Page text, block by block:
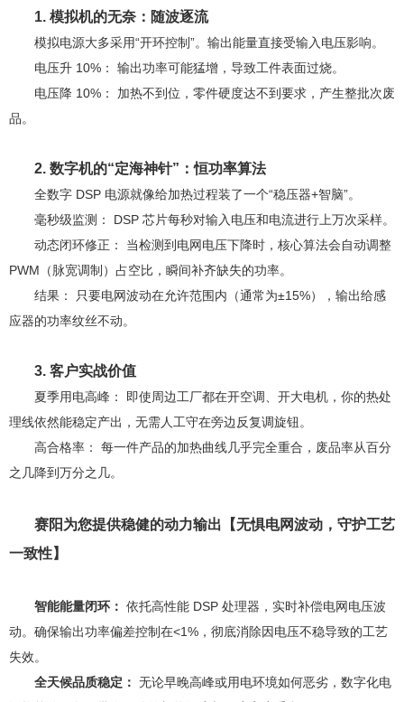
1. 模拟机的无奈：随波逐流
模拟电源大多采用“开环控制”。输出能量直接受输入电压影响。
电压升 10%： 输出功率可能猛增，导致工件表面过烧。
电压降 10%： 加热不到位，零件硬度达不到要求，产生整批次废
品。
2. 数字机的“定海神针”：恒功率算法
全数字 DSP 电源就像给加热过程装了一个“稳压器+智脑”。
毫秒级监测： DSP 芯片每秒对输入电压和电流进行上万次采样。
动态闭环修正： 当检测到电网电压下降时，核心算法会自动调整
PWM（脉宽调制）占空比，瞬间补齐缺失的功率。
结果： 只要电网波动在允许范围内（通常为±15%），输出给感
应器的功率纹丝不动。
3. 客户实战价值
夏季用电高峰： 即使周边工厂都在开空调、开大电机，你的热处
理线依然能稳定产出，无需人工守在旁边反复调旋钮。
高合格率： 每一件产品的加热曲线几乎完全重合，废品率从百分
之几降到万分之几。
赛阳为您提供稳健的动力输出【无惧电网波动，守护工艺
一致性】
智能能量闭环： 依托高性能 DSP 处理器，实时补偿电网电压波
动。确保输出功率偏差控制在<1%，彻底消除因电压不稳导致的工艺
失效。
全天候品质稳定： 无论早晚高峰或用电环境如何恶劣，数字化电